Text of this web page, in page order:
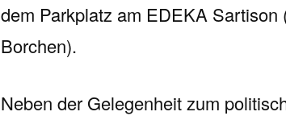
dem Parkplatz am EDEKA Sartison
Borchen).
Neben der Gelegenheit zum